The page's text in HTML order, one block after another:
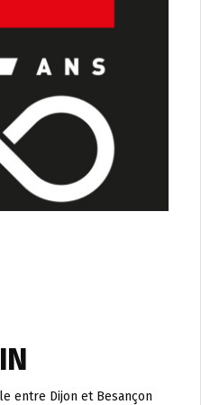
entre Dijon et Besançon